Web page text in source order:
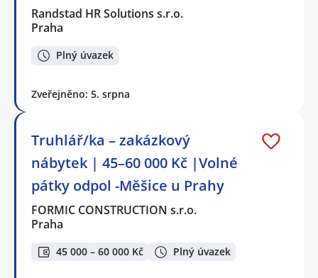
Randstad HR Solutions s.r.o.
Praha
Plný úvazek
Zveřejněno: 5. srpna
Truhlář/ka – zakázkový
nábytek | 45–60 000 Kč |Volné
pátky odpol -Měšice u Prahy
FORMIC CONSTRUCTION s.r.o.
Praha
45 000 – 60 000 Kč Plný úvazek